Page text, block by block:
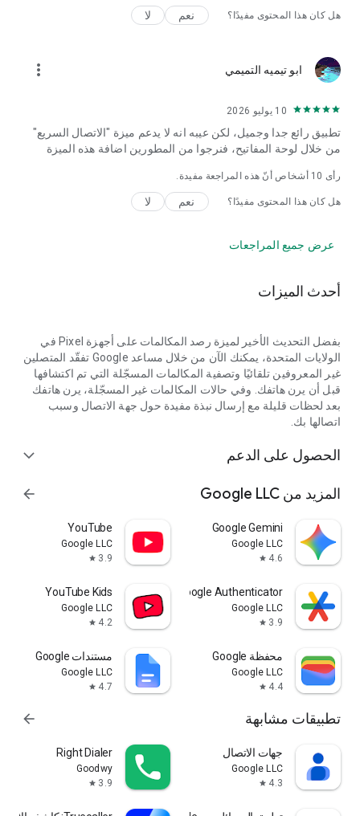
هل كان هذا المحتوى مفيدًا؟ نعم لا
ابو تيميه التميمي more_vert
10 يوليو 2026
تطبيق رائع جدا وجميل، لكن عيبه انه لا يدعم ميزة "الاتصال السريع"
من خلال لوحة المفاتيح، فنرجوا من المطورين اضافة هذه الميزة
رأى 10 أشخاص أنّ هذه المراجعة مفيدة.
هل كان هذا المحتوى مفيدًا؟ نعم لا
عرض جميع المراجعات
أحدث الميزات
بفضل التحديث الأخير لميزة رصد المكالمات على أجهزة Pixel في
الولايات المتحدة، يمكنك الآن من خلال مساعد Google تفقّد المتصلين
غير المعروفين تلقائيًا وتصفية المكالمات المسجّلة التي تم اكتشافها
قبل أن يرن هاتفك. وفي حالات المكالمات غير المسجّلة، يرن هاتفك
بعد لحظات قليلة مع إرسال نبذة مفيدة حول جهة الاتصال وسبب
اتصالها بك.
الحصول على الدعم expand_more
المزيد من Google LLC arrow_forward
Google Gemini
Google LLC
4.6
star
YouTube
Google LLC
3.9
star
Google Authenticator
Google LLC
3.9
star
YouTube Kids
Google LLC
4.2
star
محفظة Google
Google LLC
4.4
star
مستندات Google
Google LLC
4.7
star
تطبيقات مشابهة arrow_forward
جهات الاتصال
Google LLC
4.3
star
Right Dialer
Goodwy
3.9
star